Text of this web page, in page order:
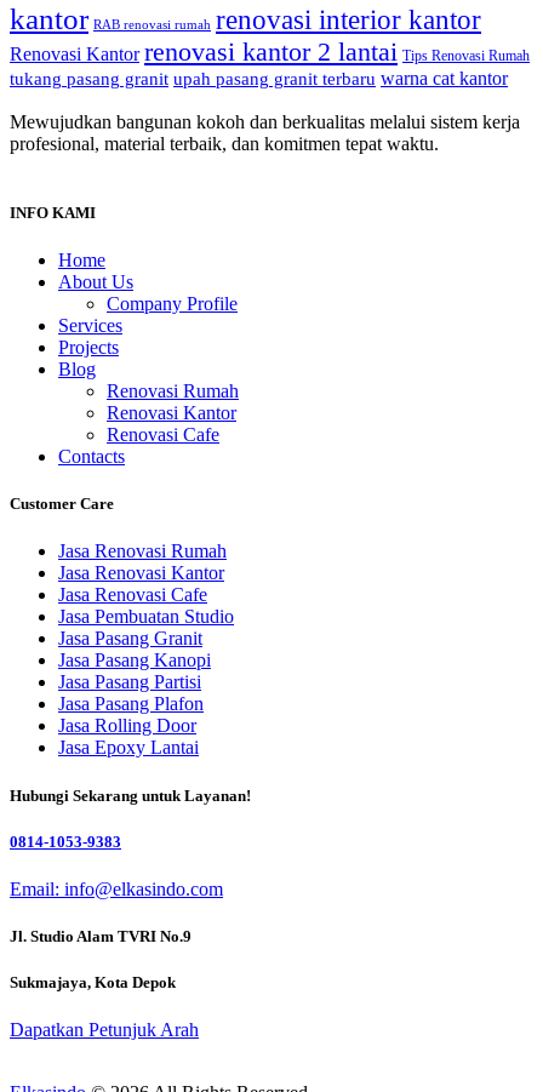
kantor RAB renovasi rumah renovasi interior kantor
Renovasi Kantor renovasi kantor 2 lantai Tips Renovasi Rumah
tukang pasang granit upah pasang granit terbaru warna cat kantor
Mewujudkan bangunan kokoh dan berkualitas melalui sistem kerja
profesional, material terbaik, dan komitmen tepat waktu.
INFO KAMI
Home
About Us
Company Profile
Services
Projects
Blog
Renovasi Rumah
Renovasi Kantor
Renovasi Cafe
Contacts
Customer Care
Jasa Renovasi Rumah
Jasa Renovasi Kantor
Jasa Renovasi Cafe
Jasa Pembuatan Studio
Jasa Pasang Granit
Jasa Pasang Kanopi
Jasa Pasang Partisi
Jasa Pasang Plafon
Jasa Rolling Door
Jasa Epoxy Lantai
Hubungi Sekarang untuk Layanan!
0814-1053-9383
Email: info@elkasindo.com
Jl. Studio Alam TVRI No.9
Sukmajaya, Kota Depok
Dapatkan Petunjuk Arah